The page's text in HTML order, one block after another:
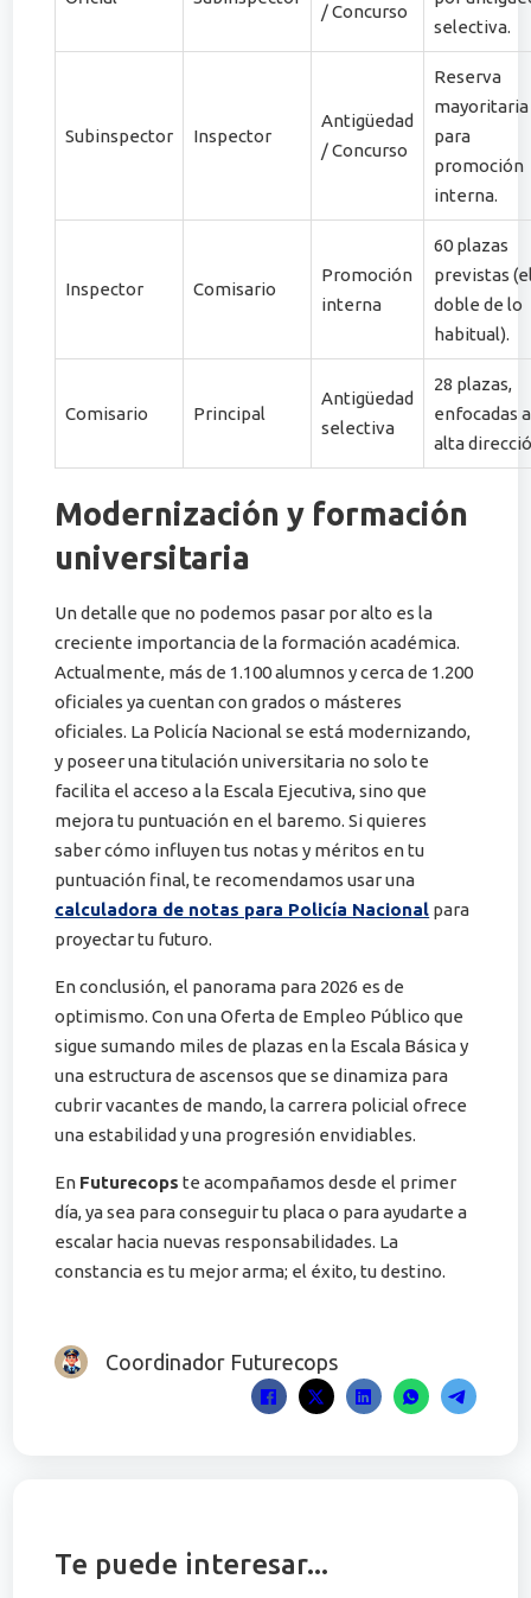
/ Concurso
selectiva.
Subinspector Inspector
Antigüedad
/ Concurso
Reserva
mayoritaria
para
promoción
interna.
Inspector Comisario
Promoción
interna
60 plazas
previstas
doble de lo
habitual).
Comisario Principal
Antigüedad
selectiva
28 plazas,
enfocadas a
alta
Modernización y formación
universitaria
Un detalle que no podemos pasar por alto es la
creciente importancia de la formación académica.
Actualmente, más de 1.100 alumnos y cerca de 1.200
oficiales ya cuentan con grados o másteres
oficiales. La Policía Nacional se está modernizando,
y poseer una titulación universitaria no solo te
facilita el acceso a la Escala Ejecutiva, sino que
mejora tu puntuación en el baremo. Si quieres
saber cómo influyen tus notas y méritos en tu
puntuación final, te recomendamos usar una
calculadora de notas para Policía Nacional para
proyectar tu futuro.
En conclusión, el panorama para 2026 es de
optimismo. Con una Oferta de Empleo Público que
sigue sumando miles de plazas en la Escala Básica y
una estructura de ascensos que se dinamiza para
cubrir vacantes de mando, la carrera policial ofrece
una estabilidad y una progresión envidiables.
En Futurecops te acompañamos desde el primer
día, ya sea para conseguir tu placa o para ayudarte a
escalar hacia nuevas responsabilidades. La
constancia es tu mejor arma; el éxito, tu destino.
Coordinador Futurecops
Te puede interesar...